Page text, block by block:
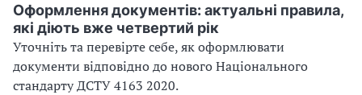
Оформлення документів: актуальні правила,
які діють вже четвертий рік
Уточніть та перевірте себе, як оформлювати
документи відповідно до нового Націо­нального
стандарту ДСТУ 4163 2020.